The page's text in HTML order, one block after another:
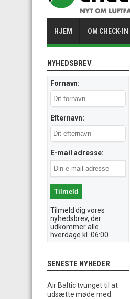
HJEM OM CHECK-IN
NYHEDSBREV
Fornavn:
Efternavn:
E-mail adresse:
Tilmeld dig vores
nyhedsbrev, der
udkommer alle
hverdage kl. 06:00
SENESTE NYHEDER
Air Baltic tvunget til at
udsætte møde med